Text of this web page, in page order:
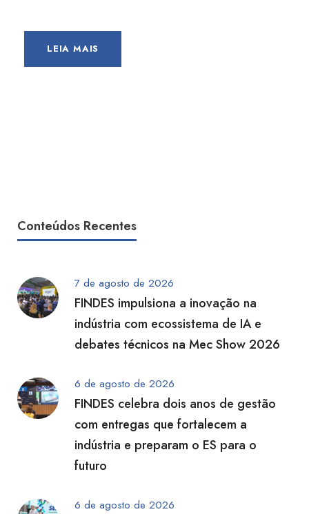
LEIA MAIS
Conteúdos Recentes
7 de agosto de 2026
FINDES impulsiona a inovação na
indústria com ecossistema de IA e
debates técnicos na Mec Show 2026
6 de agosto de 2026
FINDES celebra dois anos de gestão
com entregas que fortalecem a
indústria e preparam o ES para o
futuro
6 de agosto de 2026